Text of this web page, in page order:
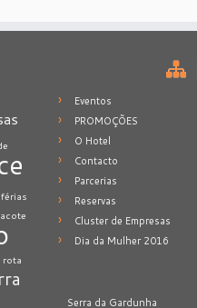
férias
rota
Eventos
PROMOÇÕES
O Hotel
Contacto
Parcerias
Reservas
Cluster de Empresas
Dia da Mulher 2016
Serra da Gardunha